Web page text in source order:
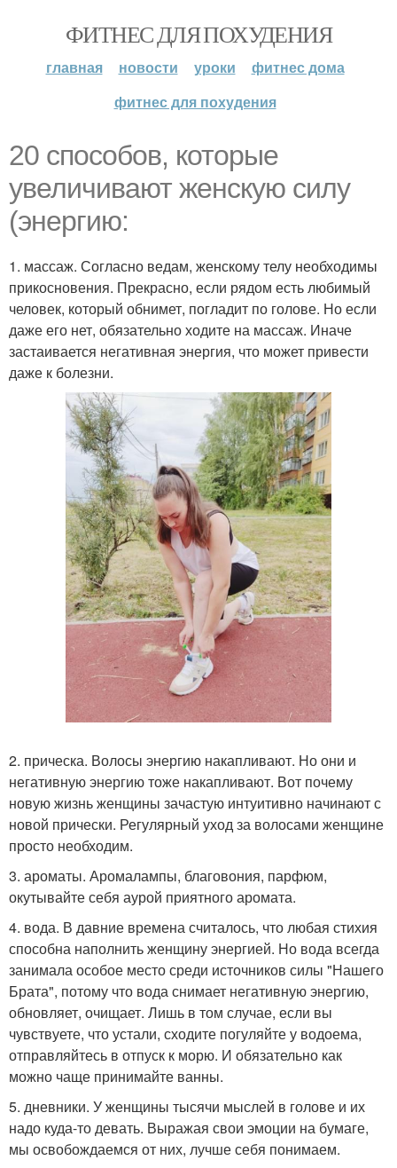
ФИТНЕС ДЛЯ ПОХУДЕНИЯ
главная новости уроки
фитнес дома
фитнес для похудения
20 способов, которые
увеличивают женскую силу
(энергию:
1. массаж. Согласно ведам, женскому телу необходимы
прикосновения. Прекрасно, если рядом есть любимый
человек, который обнимет, погладит по голове. Но если
даже его нет, обязательно ходите на массаж. Иначе
застаивается негативная энергия, что может привести
даже к болезни.
2. прическа. Волосы энергию накапливают. Но они и
негативную энергию тоже накапливают. Вот почему
новую жизнь женщины зачастую интуитивно начинают с
новой прически. Регулярный уход за волосами женщине
просто необходим.
3. ароматы. Аромалампы, благовония, парфюм,
окутывайте себя аурой приятного аромата.
4. вода. В давние времена считалось, что любая стихия
способна наполнить женщину энергией. Но вода всегда
занимала особое место среди источников силы "Нашего
Брата", потому что вода снимает негативную энергию,
обновляет, очищает. Лишь в том случае, если вы
чувствуете, что устали, сходите погуляйте у водоема,
отправляйтесь в отпуск к морю. И обязательно как
можно чаще принимайте ванны.
5. дневники. У женщины тысячи мыслей в голове и их
надо куда-то девать. Выражая свои эмоции на бумаге,
мы освобождаемся от них, лучше себя понимаем.